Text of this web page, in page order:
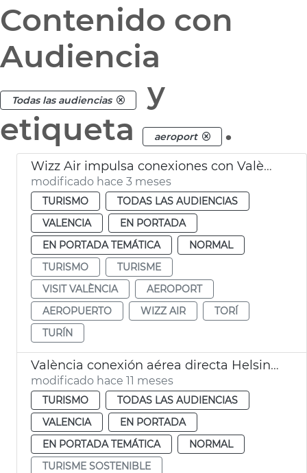
Contenido con
Audiencia
Todas las audiencias
y
etiqueta
aeroport .
Wizz Air impulsa conexiones con València
modificado hace 3 meses
TURISMO
TODAS LAS AUDIENCIAS
VALENCIA
EN PORTADA
EN PORTADA TEMÁTICA
NORMAL
TURISMO
TURISME
VISIT VALÈNCIA
AEROPORT
AEROPUERTO
WIZZ AIR
TORÍ
TURÍN
València conexión aérea directa Helsinki
modificado hace 11 meses
TURISMO
TODAS LAS AUDIENCIAS
VALENCIA
EN PORTADA
EN PORTADA TEMÁTICA
NORMAL
TURISME SOSTENIBLE